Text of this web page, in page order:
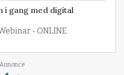
i gang med digital
- ONLINE
Annonce